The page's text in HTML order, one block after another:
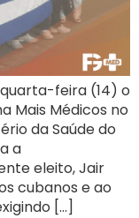
feira (14) o
Mais Médicos no
da Saúde do
a
eleito, Jair
cubanos e ao
[…]